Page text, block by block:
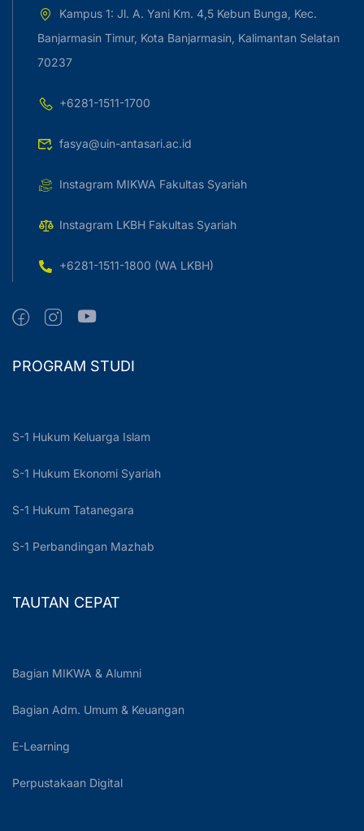
Kampus 1: Jl. A. Yani Km. 4,5 Kebun Bunga, Kec.
Banjarmasin Timur, Kota Banjarmasin, Kalimantan Selatan
70237
+6281-1511-1700
fasya@uin-antasari.ac.id
Instagram MIKWA Fakultas Syariah
Instagram LKBH Fakultas Syariah
+6281-1511-1800 (WA LKBH)
PROGRAM STUDI
S-1 Hukum Keluarga Islam
S-1 Hukum Ekonomi Syariah
S-1 Hukum Tatanegara
S-1 Perbandingan Mazhab
TAUTAN CEPAT
Bagian MIKWA & Alumni
Bagian Adm. Umum & Keuangan
E-Learning
Perpustakaan Digital